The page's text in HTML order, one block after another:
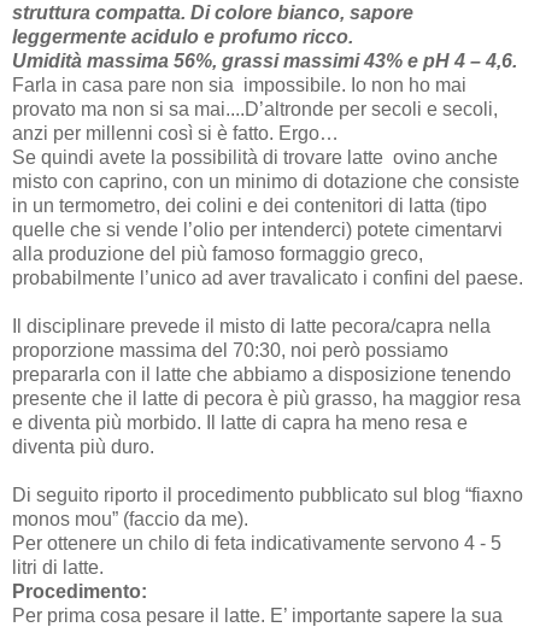
struttura compatta. Di colore bianco, sapore
leggermente acidulo e profumo ricco.
Umidità massima 56%, grassi massimi 43% e pH 4 – 4,6.
Farla in casa pare non sia impossibile. Io non ho mai
provato ma non si sa mai....D’altronde per secoli e secoli,
anzi per millenni così si è fatto. Ergo…
Se quindi avete la possibilità di trovare latte ovino anche
misto con caprino, con un minimo di dotazione che consiste
in un termometro, dei colini e dei contenitori di latta (tipo
quelle che si vende l’olio per intenderci) potete cimentarvi
alla produzione del più famoso formaggio greco,
probabilmente l’unico ad aver travalicato i confini del paese.
Il disciplinare prevede il misto di latte pecora/capra nella
proporzione massima del 70:30, noi però possiamo
prepararla con il latte che abbiamo a disposizione tenendo
presente che il latte di pecora è più grasso, ha maggior resa
e diventa più morbido. Il latte di capra ha meno resa e
diventa più duro.
Di seguito riporto il procedimento pubblicato sul blog “fiaxno
monos mou” (faccio da me).
Per ottenere un chilo di feta indicativamente servono 4 - 5
litri di latte.
Procedimento:
Per prima cosa pesare il latte. E’ importante sapere la sua